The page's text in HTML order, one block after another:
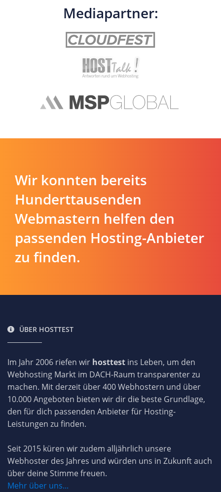
Mediapartner:
Wir konnten bereits
Hunderttausenden
Webmastern helfen den
passenden Hosting-Anbieter
zu finden.
ÜBER HOSTTEST
Im Jahr 2006 riefen wir hosttest ins Leben, um den
Webhosting Markt im DACH-Raum transparenter zu
machen. Mit derzeit über 400 Webhostern und über
10.000 Angeboten bieten wir dir die beste Grundlage,
den für dich passenden Anbieter für Hosting-
Leistungen zu finden.
Seit 2015 küren wir zudem alljährlich unsere
Webhoster des Jahres und würden uns in Zukunft auch
über deine Stimme freuen.
Mehr über uns...